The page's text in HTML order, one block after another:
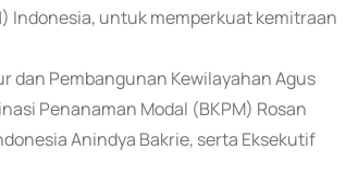
Indonesia, untuk memperkuat kemitraan
dan Pembangunan Kewilayahan Agus
Penanaman Modal (BKPM) Rosan
Anindya Bakrie, serta Eksekutif